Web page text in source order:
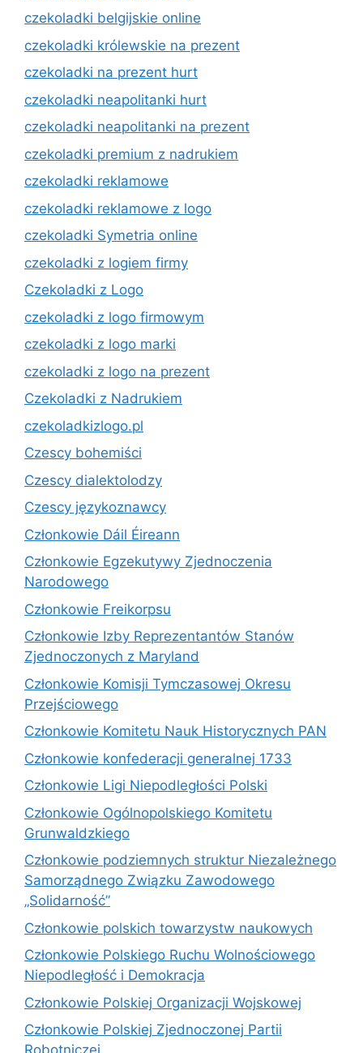
czekoladki belgijskie online
czekoladki królewskie na prezent
czekoladki na prezent hurt
czekoladki neapolitanki hurt
czekoladki neapolitanki na prezent
czekoladki premium z nadrukiem
czekoladki reklamowe
czekoladki reklamowe z logo
czekoladki Symetria online
czekoladki z logiem firmy
Czekoladki z Logo
czekoladki z logo firmowym
czekoladki z logo marki
czekoladki z logo na prezent
Czekoladki z Nadrukiem
czekoladkizlogo.pl
Czescy bohemiści
Czescy dialektolodzy
Czescy językoznawcy
Członkowie Dáil Éireann
Członkowie Egzekutywy Zjednoczenia
Narodowego
Członkowie Freikorpsu
Członkowie Izby Reprezentantów Stanów
Zjednoczonych z Maryland
Członkowie Komisji Tymczasowej Okresu
Przejściowego
Członkowie Komitetu Nauk Historycznych PAN
Członkowie konfederacji generalnej 1733
Członkowie Ligi Niepodległości Polski
Członkowie Ogólnopolskiego Komitetu
Grunwaldzkiego
Członkowie podziemnych struktur Niezależnego
Samorządnego Związku Zawodowego
„Solidarność”
Członkowie polskich towarzystw naukowych
Członkowie Polskiego Ruchu Wolnościowego
Niepodległość i Demokracja
Członkowie Polskiej Organizacji Wojskowej
Członkowie Polskiej Zjednoczonej Partii
Robotniczej